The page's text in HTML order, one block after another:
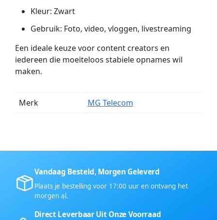
Kleur: Zwart
Gebruik: Foto, video, vloggen, livestreaming
Een ideale keuze voor content creators en
iedereen die moeiteloos stabiele opnames wil
maken.
Merk MG Telecom
Vandaag Besteld, Morgen Geleverd
Plaats je bestelling voor 17:00 uur en ontvang het
morgen al.
Direct Leverbaar Uit Onze Voorraad